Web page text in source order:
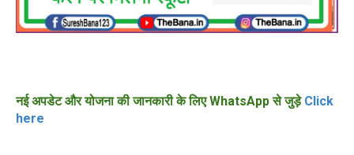
नई अपडेट और योजना की जानकारी के लिए WhatsApp से जुड़ेClick
here